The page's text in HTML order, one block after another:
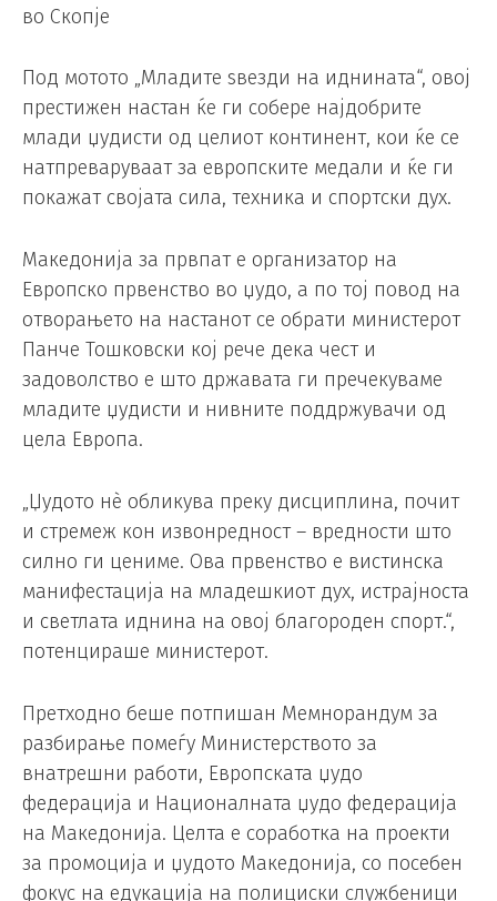
во Скопје
Под мотото „Младите ѕвезди на иднината“, овој
престижен настан ќе ги собере најдобрите
млади џудисти од целиот континент, кои ќе се
натпреваруваат за европските медали и ќе ги
покажат својата сила, техника и спортски дух.
Македонија за првпат е организатор на
Европско првенство во џудо, а по тој повод на
отворањето на настанот се обрати министерот
Панче Тошковски кој рече дека чест и
задоволство е што државата ги пречекуваме
младите џудисти и нивните поддржувачи од
цела Европа.
„Џудото нè обликува преку дисциплина, почит
и стремеж кон извонредност – вредности што
силно ги цениме. Ова првенство е вистинска
манифестација на младешкиот дух, истрајноста
и светлата иднина на овој благороден спорт.“,
потенцираше министерот.
Претходно беше потпишан Мемнорандум за
разбирање помеѓу Министерството за
внатрешни работи, Европската џудо
федерација и Националната џудо федерација
на Македонија. Целта е соработка на проекти
за промоција и џудото Македонија, со посебен
фокус на едукација на полициски службеници